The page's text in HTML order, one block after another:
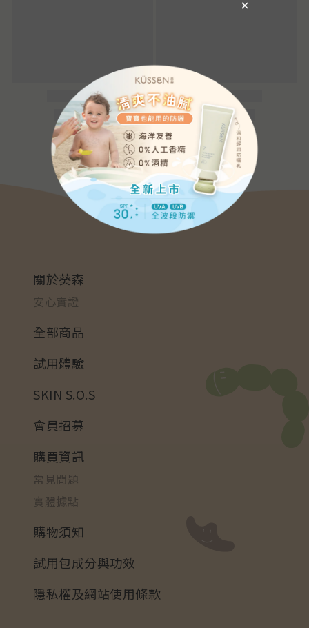
關於葵森
安心實證
全部商品
試用體驗
SKIN S.O.S
會員招募
購買資訊
常見問題
實體據點
購物須知
試用包成分與功效
隱私權及網站使用條款